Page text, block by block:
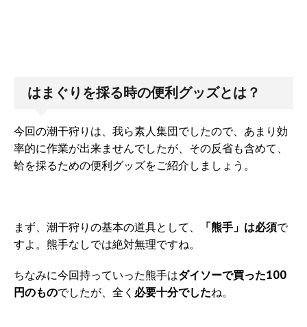
はまぐりを採る時の便利グッズとは？
今回の潮干狩りは、我ら素人集団でしたので、あまり効
率的に作業が出来ませんでしたが、その反省も含めて、
蛤を採るための便利グッズをご紹介しましょう。
まず、潮干狩りの基本の道具として、 「熊手」は必須で
すよ。熊手なしでは絶対無理ですね。
ちなみに今回持っていった熊手はダイソーで買った100
円のものでしたが、全く 必要十分でしたね。